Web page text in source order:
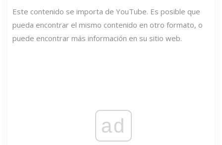
Este contenido se importa de YouTube. Es posible que
pueda encontrar el mismo contenido en otro formato, o
puede encontrar más información en su sitio web.
ad